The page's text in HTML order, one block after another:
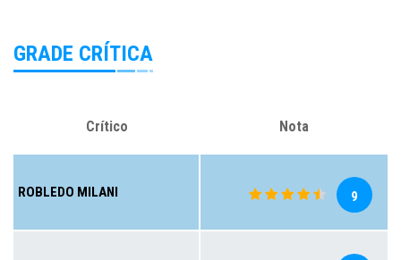
GRADE CRÍTICA
Crítico Nota
ROBLEDO MILANI 9